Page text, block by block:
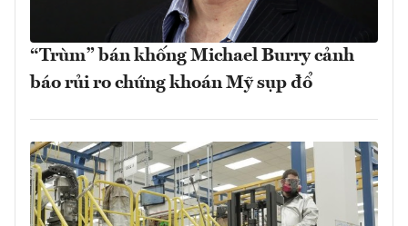
“Trùm” bán khống Michael Burry cảnh
báo rủi ro chứng khoán Mỹ sụp đổ